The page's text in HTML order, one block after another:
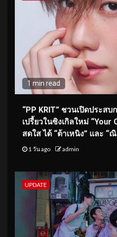
1 min read
“PP KRIT” ชวนเปิดประ
เปรี้ยวในซิงเกิลใหม่ “Your
สดใส ได้ “ต้าเหนิง” และ “
1 วัน ago admin
UPDATE